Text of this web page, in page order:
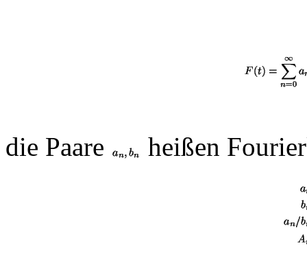
die Paare heißen